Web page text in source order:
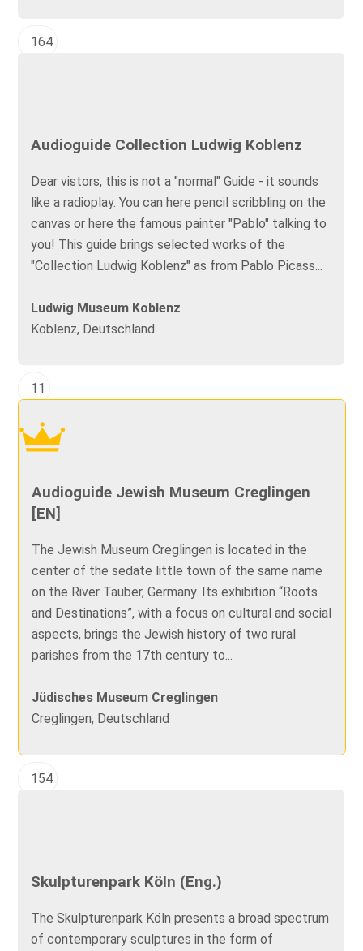
164
Audioguide Collection Ludwig Koblenz
Dear vistors, this is not a "normal" Guide - it sounds
like a radioplay. You can here pencil scribbling on the
canvas or here the famous painter "Pablo" talking to
you! This guide brings selected works of the
"Collection Ludwig Koblenz" as from Pablo Picass...
Ludwig Museum Koblenz
Koblenz, Deutschland
11
Audioguide Jewish Museum Creglingen
[EN]
The Jewish Museum Creglingen is located in the
center of the sedate little town of the same name
on the River Tauber, Germany. Its exhibition “Roots
and Destinations”, with a focus on cultural and social
aspects, brings the Jewish history of two rural
parishes from the 17th century to...
Jüdisches Museum Creglingen
Creglingen, Deutschland
154
Skulpturenpark Köln (Eng.)
The Skulpturenpark Köln presents a broad spectrum
of contemporary sculptures in the form of